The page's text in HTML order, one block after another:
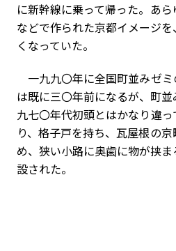
に新幹線に乗って帰った。あ
などで作られた京都イメージ
くなっていた。
一九九〇年に全国町並みゼ
は――既に三〇年前になるが――、
九七〇年代初頭とはかなり違
り、格子戸を持ち、瓦屋根の
め、狭い小路に奥歯に物が挟
設された。